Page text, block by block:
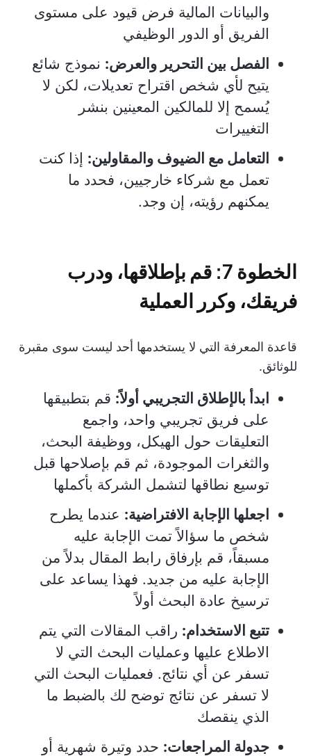
والبيانات المالية فرض قيود على مستوى
الفريق أو الدور الوظيفي
الفصل بين التحرير والعرض: نموذج شائع
يتيح لأي شخص اقتراح تعديلات، لكن لا
يُسمح إلا للمالكين المعينين بنشر
التغييرات
التعامل مع الضيوف والمقاولين: إذا كنت
تعمل مع شركاء خارجيين، فحدد ما
يمكنهم رؤيته، إن وجد.
الخطوة 7: قم بإطلاقها، ودرب
فريقك، وكرر العملية
قاعدة المعرفة التي لا يستخدمها أحد ليست سوى مقبرة
للوثائق.
ابدأ بالإطلاق التجريبي أولاً: قم بتطبيقها
على فريق تجريبي واحد، واجمع
التعليقات حول الهيكل، ووظيفة البحث،
والثغرات الموجودة، ثم قم بإصلاحها قبل
توسيع نطاقها لتشمل الشركة بأكملها
اجعلها الإجابة الافتراضية: عندما يطرح
شخص ما سؤالاً تمت الإجابة عليه
مسبقاً، قم بإرفاق رابط المقال بدلاً من
الإجابة عليه من جديد. فهذا يساعد على
ترسيخ عادة البحث أولاً
تتبع الاستخدام: راقب المقالات التي يتم
الاطلاع عليها وعمليات البحث التي لا
تسفر عن أي نتائج. فعمليات البحث التي
لا تسفر عن نتائج توضح لك بالضبط ما
الذي ينقصك
جدولة المراجعات: حدد وتيرة شهرية أو